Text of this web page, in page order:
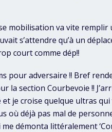
mobilisation va vite remplir
s’attendre qu’à un
court comme dép!!
pour adversaire !! Bref
la section Courbevoie !!
je croise quelque ultras
où déjà pas mal de
démonta littéralement